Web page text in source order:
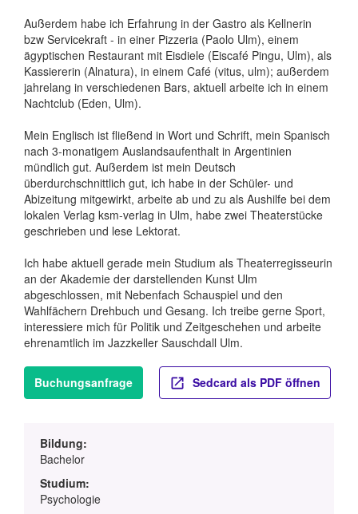
Außerdem habe ich Erfahrung in der Gastro als Kellnerin
bzw Servicekraft - in einer Pizzeria (Paolo Ulm), einem
ägyptischen Restaurant mit Eisdiele (Eiscafé Pingu, Ulm), als
Kassiererin (Alnatura), in einem Café (vitus, ulm); außerdem
jahrelang in verschiedenen Bars, aktuell arbeite ich in einem
Nachtclub (Eden, Ulm).
Mein Englisch ist fließend in Wort und Schrift, mein Spanisch
nach 3-monatigem Auslandsaufenthalt in Argentinien
mündlich gut. Außerdem ist mein Deutsch
überdurchschnittlich gut, ich habe in der Schüler- und
Abizeitung mitgewirkt, arbeite ab und zu als Aushilfe bei dem
lokalen Verlag ksm-verlag in Ulm, habe zwei Theaterstücke
geschrieben und lese Lektorat.
Ich habe aktuell gerade mein Studium als Theaterregisseurin
an der Akademie der darstellenden Kunst Ulm
abgeschlossen, mit Nebenfach Schauspiel und den
Wahlfächern Drehbuch und Gesang. Ich treibe gerne Sport,
interessiere mich für Politik und Zeitgeschehen und arbeite
ehrenamtlich im Jazzkeller Sauschdall Ulm.
Buchungsanfrage Sedcard als PDF öffnen
Bildung:
Bachelor
Studium:
Psychologie